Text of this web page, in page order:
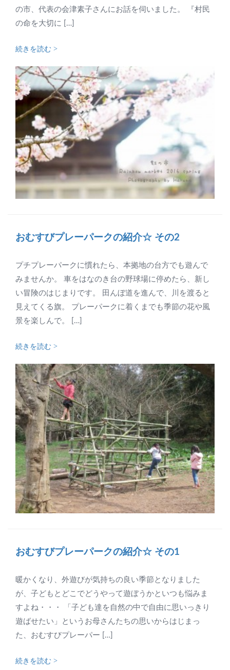
の市、代表の会津素子さんにお話を伺いました。 『村民
の命を大切に […]
続きを読む >
おむすびプレーパークの紹介☆ その2
プチプレーパークに慣れたら、本拠地の台方でも遊んで
みませんか。 車をはなのき台の野球場に停めたら、新し
い冒険のはじまりです。 田んぼ道を進んで、川を渡ると
見えてくる旗。 プレーパークに着くまでも季節の花や風
景を楽しんで。 […]
続きを読む >
おむすびプレーパークの紹介☆ その1
暖かくなり、外遊びが気持ちの良い季節となりました
が、子どもとどこでどうやって遊ぼうかといつも悩みま
すよね・・・ 「子ども達を自然の中で自由に思いっきり
遊ばせたい」というお母さんたちの思いからはじまっ
た、おむすびプレーパー […]
続きを読む >